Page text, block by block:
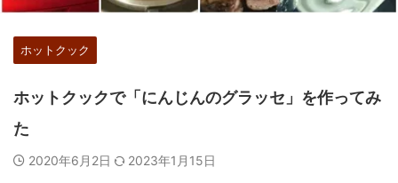
ホットクック
ホットクックで「にんじんのグラッセ」を作ってみ
た
2020年6月2日 2023年1月15日